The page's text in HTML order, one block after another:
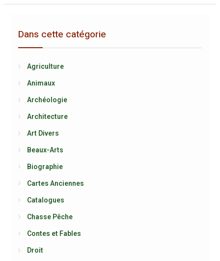
Dans cette catégorie
Agriculture
Animaux
Archéologie
Architecture
Art Divers
Beaux-Arts
Biographie
Cartes Anciennes
Catalogues
Chasse Pêche
Contes et Fables
Droit